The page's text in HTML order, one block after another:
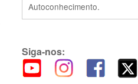
Autoconhecimento.
Siga-nos: